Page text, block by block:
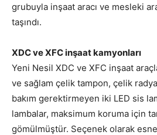
grubuyla inşaat aracı ve mesleki
taşındı.
XDC ve XFC inşaat kamyonları
Yeni Nesil XDC ve XFC inşaat
ve sağlam çelik tampon, çelik
bakım gerektirmeyen iki LED sis
lambalar, maksimum koruma için
gömülmüştür. Seçenek olarak